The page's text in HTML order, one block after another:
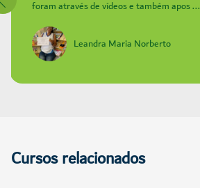
foram através de vídeos e também apos ...
Leandra Maria Norberto
Cursos relacionados